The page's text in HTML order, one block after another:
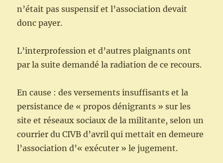
n’était pas suspensif et l’association devait
donc payer.
L’interprofession et d’autres plaignants ont
par la suite demandé la radiation de ce recours.
En cause : des versements insuffisants et la
persistance de « propos dénigrants » sur les
site et réseaux sociaux de la militante, selon un
courrier du CIVB d’avril qui mettait en demeure
l’association d’« exécuter » le jugement.